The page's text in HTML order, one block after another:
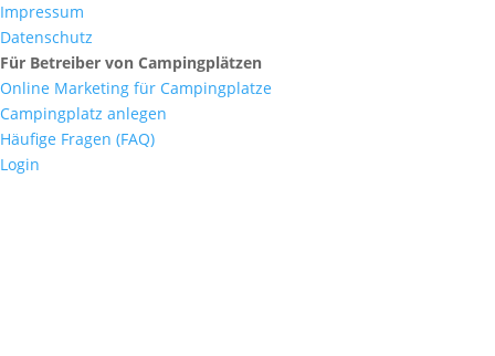
Impressum
Datenschutz
Für Betreiber von Campingplätzen
Online Marketing für Campingplatze
Campingplatz anlegen
Häufige Fragen (FAQ)
Login